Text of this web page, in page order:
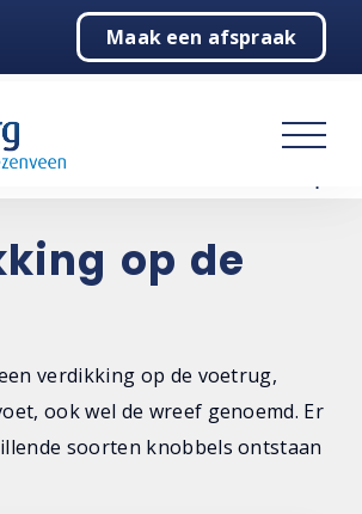
Maak een afspraak
op de
verdikking op de voetrug,
ook wel de wreef genoemd. Er
soorten knobbels ontstaan